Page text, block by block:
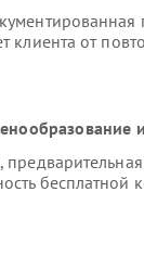
клиента от
бесплатной